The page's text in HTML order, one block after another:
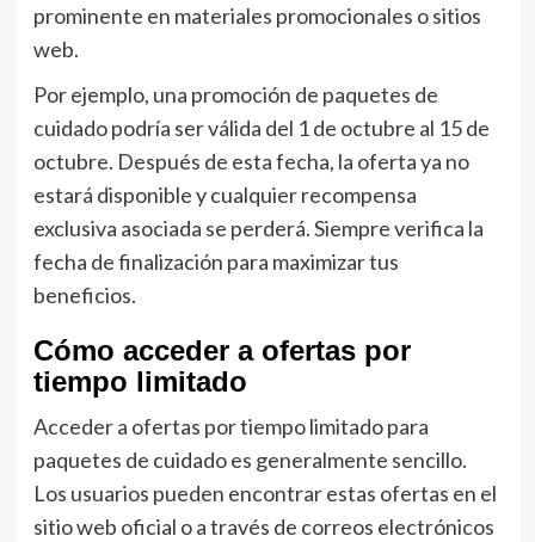
prominente en materiales promocionales o sitios
web.
Por ejemplo, una promoción de paquetes de
cuidado podría ser válida del 1 de octubre al 15 de
octubre. Después de esta fecha, la oferta ya no
estará disponible y cualquier recompensa
exclusiva asociada se perderá. Siempre verifica la
fecha de finalización para maximizar tus
beneficios.
Cómo acceder a ofertas por
tiempo limitado
Acceder a ofertas por tiempo limitado para
paquetes de cuidado es generalmente sencillo.
Los usuarios pueden encontrar estas ofertas en el
sitio web oficial o a través de correos electrónicos